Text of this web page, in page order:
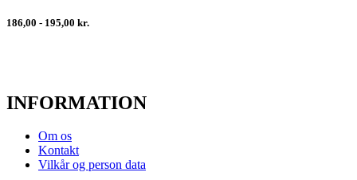
186,00 - 195,00 kr.
INFORMATION
Om os
Kontakt
Vilkår og person data